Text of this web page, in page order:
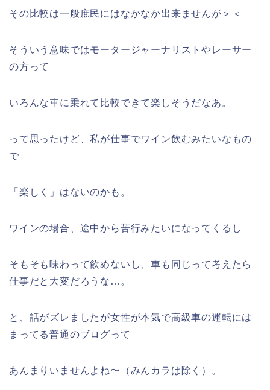
その比較は一般庶民にはなかなか出来ませんが＞＜
そういう意味ではモータージャーナリストやレーサー
の方って
いろんな車に乗れて比較できて楽しそうだなあ。
って思ったけど、私が仕事でワイン飲むみたいなもの
で
「楽しく」はないのかも。
ワインの場合、途中から苦行みたいになってくるし
そもそも味わって飲めないし、車も同じって考えたら
仕事だと大変だろうな…。
と、話がズレましたが女性が本気で高級車の運転には
まってる普通のブログって
あんまりいませんよね〜（みんカラは除く）。